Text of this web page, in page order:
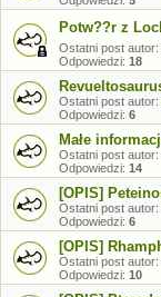
Potw??r z
Ostatni post autor:
Odpowiedzi: 18
Ostatni post autor:
Odpowiedzi: 6
Małe
Ostatni post autor:
Odpowiedzi: 14
[OPIS]
Ostatni post autor:
Odpowiedzi: 6
[OPIS]
Ostatni post autor:
Odpowiedzi: 10